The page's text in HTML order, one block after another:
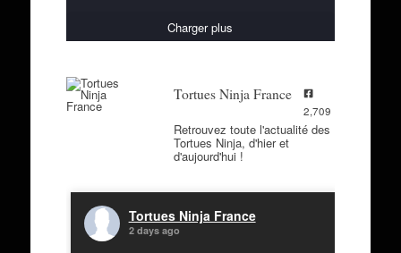
Charger plus
Tortues Ninja France
2,709
Retrouvez toute l'actualité des
Tortues Ninja, d'hier et
d'aujourd'hui !
Tortues Ninja France
2 days ago